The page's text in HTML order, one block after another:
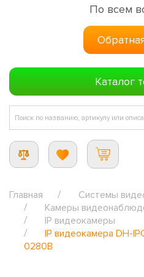
По всем
Каталог
Главная
Системы
Камеры
IP видеокамеры
IP видеокамера DH-
0280B